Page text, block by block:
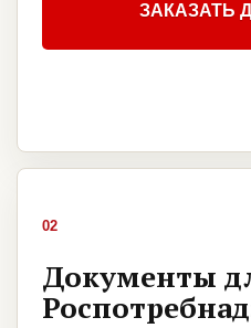
ЗАКАЗАТЬ
02
Документы